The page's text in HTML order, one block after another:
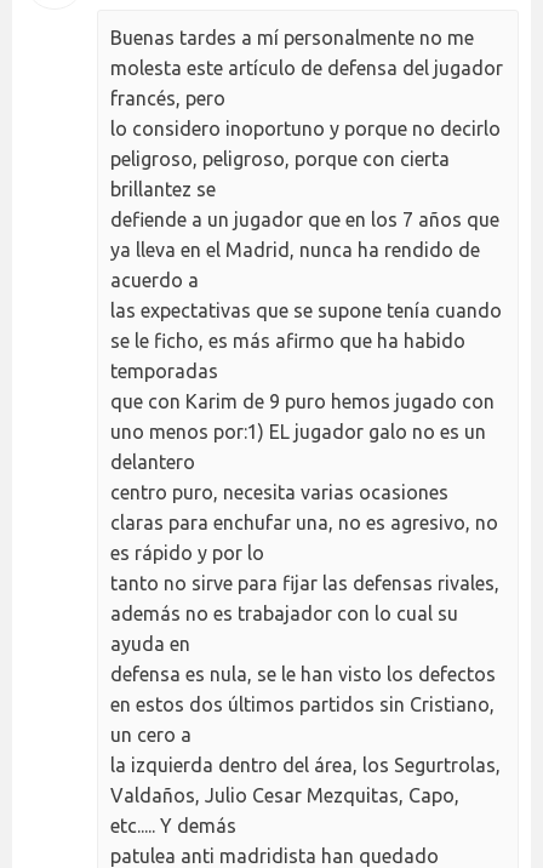
Buenas tardes a mí personalmente no me
molesta este artículo de defensa del jugador
francés, pero
lo considero inoportuno y porque no decirlo
peligroso, peligroso, porque con cierta
brillantez se
defiende a un jugador que en los 7 años que
ya lleva en el Madrid, nunca ha rendido de
acuerdo a
las expectativas que se supone tenía cuando
se le ficho, es más afirmo que ha habido
temporadas
que con Karim de 9 puro hemos jugado con
uno menos por:1) EL jugador galo no es un
delantero
centro puro, necesita varias ocasiones
claras para enchufar una, no es agresivo, no
es rápido y por lo
tanto no sirve para fijar las defensas rivales,
además no es trabajador con lo cual su
ayuda en
defensa es nula, se le han visto los defectos
en estos dos últimos partidos sin Cristiano,
un cero a
la izquierda dentro del área, los Segurtrolas,
Valdaños, Julio Cesar Mezquitas, Capo,
etc..... Y demás
patulea anti madridista han quedado